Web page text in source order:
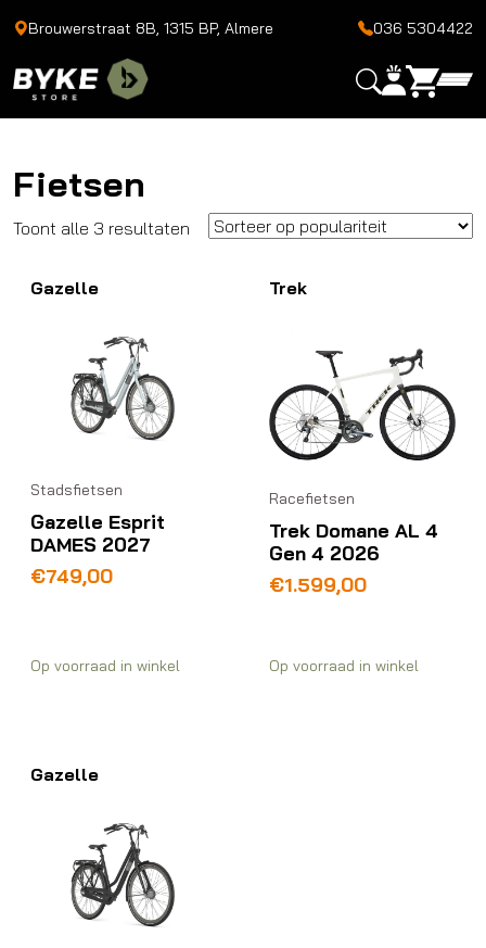
Brouwerstraat 8B, 1315 BP, Almere 036 5304422
Fietsen
Toont alle 3 resultaten Gesorteerd
populariteit
Gazelle
Stadsfietsen
Gazelle Esprit
DAMES 2027
€749,00
Op voorraad in winkel
Trek
Racefietsen
Trek Domane AL 4
Gen 4 2026
€1.599,00
Op voorraad in winkel
Gazelle